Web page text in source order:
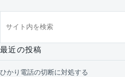
最近の投稿
ひかり電話の切断に対処する